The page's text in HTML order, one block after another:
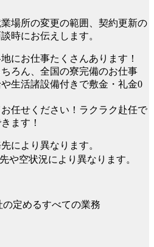
場所の変更の範囲、契約更新の
時にお伝えします。
にお仕事たくさんあります！
ろん、全国の寮完備のお仕事
生活諸設備付きで敷金・礼金0
任せください！ラクラク赴任で
ます！
により異なります。
や空状況により異なります。
定めるすべての業務